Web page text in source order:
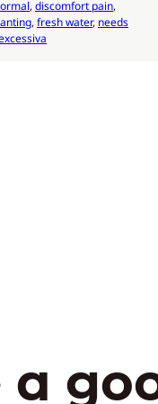
, discomfort pain
, fresh water, needs
a